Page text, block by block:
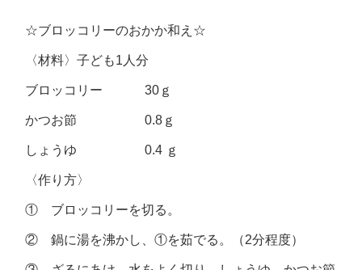
☆ブロッコリーのおかか和え☆
〈材料〉子ども1人分
ブロッコリー 30ｇ
かつお節 0.8ｇ
しょうゆ 0.4 ｇ
〈作り方〉
① ブロッコリーを切る。
② 鍋に湯を沸かし、①を茹でる。（2分程度）